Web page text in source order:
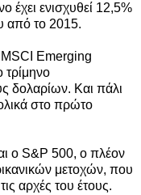
έχει ενισχυθεί 12,5%
από το 2015.
Emerging
τρίμηνο
δολαρίων. Και πάλι
στο πρώτο
ο S&P 500, ο πλέον
μετοχών, που
αρχές του έτους.